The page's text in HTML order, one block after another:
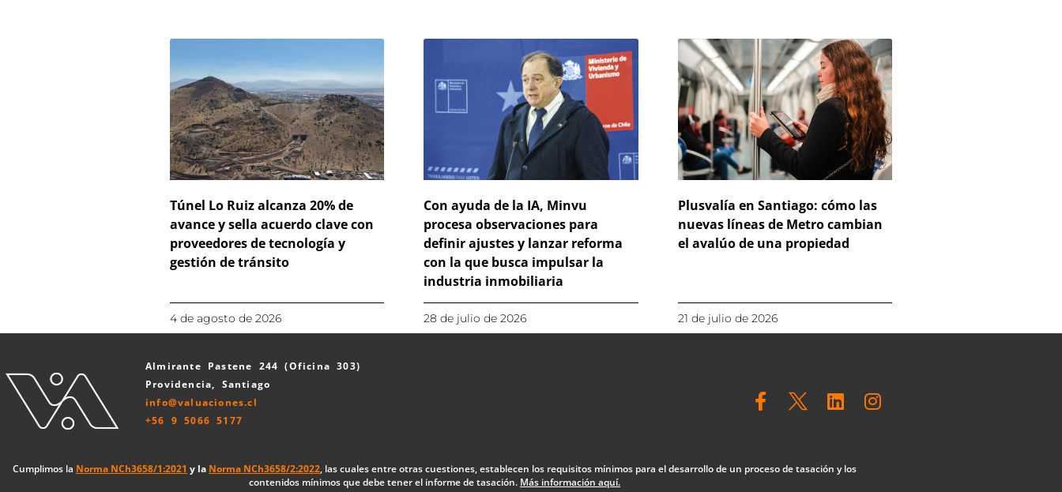
Túnel Lo Ruiz alcanza 20% de
avance y sella acuerdo clave con
proveedores de tecnología y
gestión de tránsito
4 de agosto de 2026
Con ayuda de la IA, Minvu
procesa observaciones para
definir ajustes y lanzar reforma
con la que busca impulsar la
industria inmobiliaria
28 de julio de 2026
Plusvalía en Santiago: cómo las
nuevas líneas de Metro cambian
el avalúo de una propiedad
21 de julio de 2026
Almirante Pastene 244 (Oficina 303)
Providencia, Santiago
info@valuaciones.cl
+56 9 5066 5177
F
a
b
L
i
e
I
n
Cumplimos la Norma NCh3658/1:2021 y la Norma NCh3658/2:2022, las cuales entre otras cuestiones, establecen los requisitos mínimos para el desarrollo de un proceso de tasación y los
contenidos mínimos que debe tener el informe de tasación. Más información aquí.